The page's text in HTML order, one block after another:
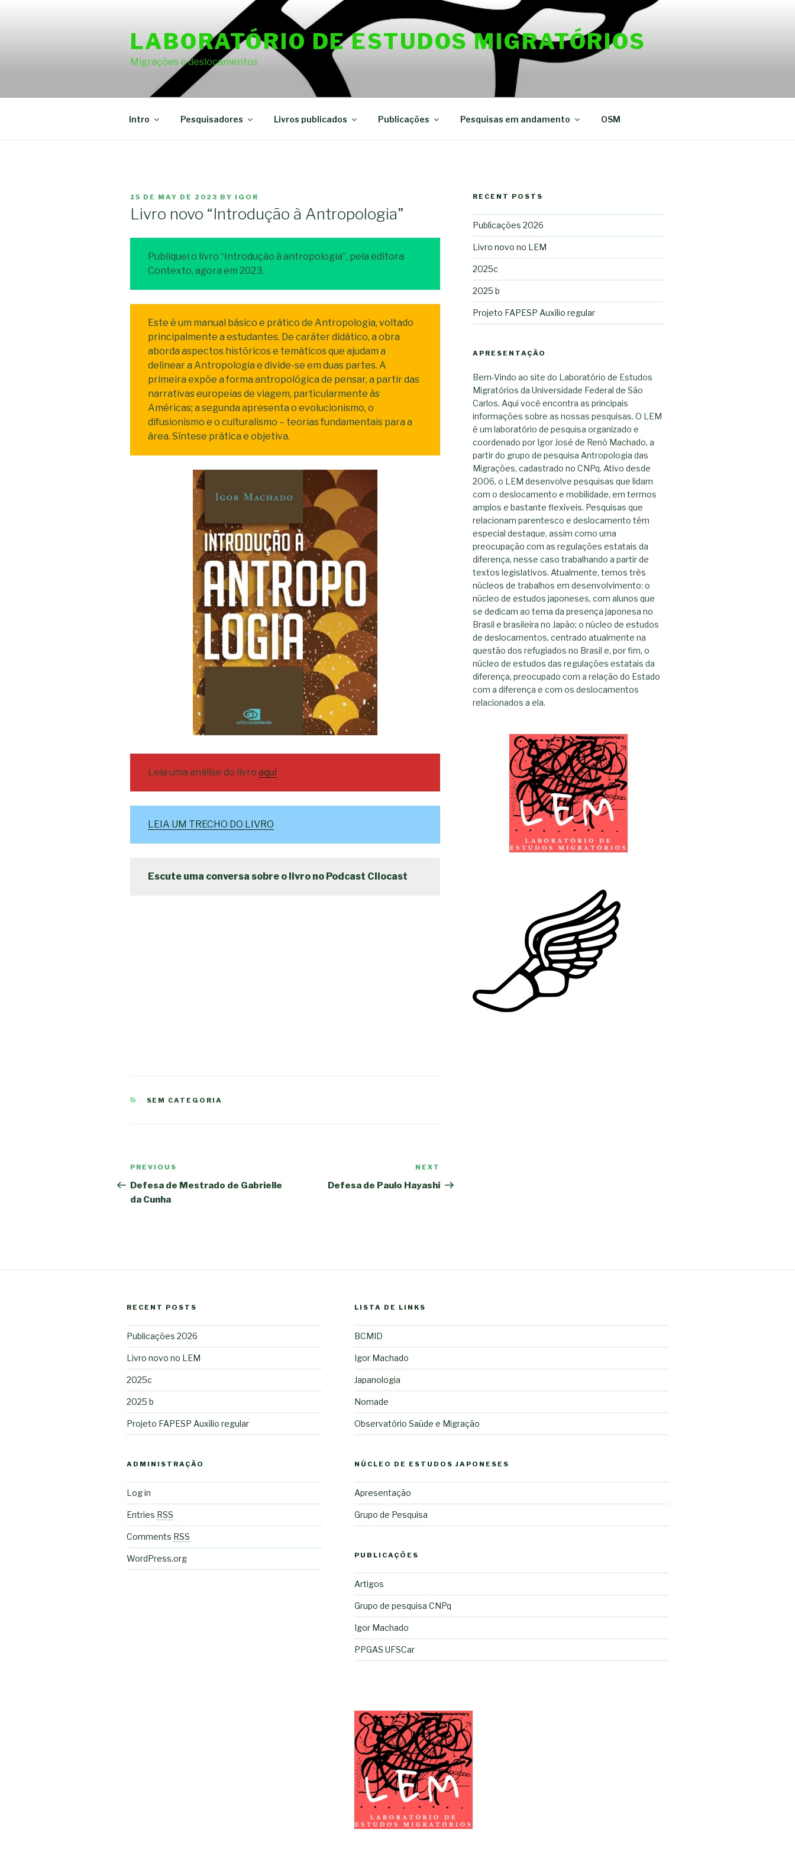
LABORATÓRIO DE ESTUDOS MIGRATÓRIOS
Migrações e deslocamentos
Intro Pesquisadores Livros publicados Publicações Pesquisas em andamento OSM
POSTED
ON
15 DE MAY DE 2023 BY IGOR
Livro novo “Introdução à Antropologia”
Publiquei o livro “Introdução à antropologia”, pela editora
Contexto, agora em 2023.
Este é um manual básico e prático de Antropologia, voltado
principalmente a estudantes. De caráter didático, a obra
aborda aspectos históricos e temáticos que ajudam a
delinear a Antropologia e divide-se em duas partes. A
primeira expõe a forma antropológica de pensar, a partir das
narrativas europeias de viagem, particularmente às
Américas; a segunda apresenta o evolucionismo, o
difusionismo e o culturalismo – teorias fundamentais para a
área. Síntese prática e objetiva.
Leia uma análise do livro aqui
LEIA UM TRECHO DO LIVRO
Escute uma conversa sobre o livro no Podcast Cliocast
CATEGORIES
SEM CATEGORIA
Post
navigation
Previous
Post
PREVIOUS
Defesa de Mestrado de Gabrielle
da Cunha
Post
NEXT
Defesa de Paulo Hayashi
RECENT POSTS
Publicações 2026
Livro novo no LEM
2025c
2025 b
Projeto FAPESP Auxílio regular
APRESENTAÇÃO
Bem-Vindo ao site do Laboratório de Estudos
Migratórios da Universidade Federal de São
Carlos. Aqui você encontra as principais
informações sobre as nossas pesquisas. O LEM
é um laboratório de pesquisa organizado e
coordenado por Igor José de Renó Machado, a
partir do grupo de pesquisa Antropologia das
Migrações, cadastrado no CNPq. Ativo desde
2006, o LEM desenvolve pesquisas que lidam
com o deslocamento e mobilidade, em termos
amplos e bastante flexíveis. Pesquisas que
relacionam parentesco e deslocamento têm
especial destaque, assim como uma
preocupação com as regulações estatais da
diferença, nesse caso trabalhando a partir de
textos legislativos. Atualmente, temos três
núcleos de trabalhos em desenvolvimento: o
núcleo de estudos japoneses, com alunos que
se dedicam ao tema da presença japonesa no
Brasil e brasileira no Japão; o núcleo de estudos
de deslocamentos, centrado atualmente na
questão dos refugiados no Brasil e, por fim, o
núcleo de estudos das regulações estatais da
diferença, preocupado com a relação do Estado
com a diferença e com os deslocamentos
relacionados a ela.
RECENT POSTS
Publicações 2026
Livro novo no LEM
2025c
2025 b
Projeto FAPESP Auxílio regular
ADMINISTRAÇÃO
Log in
Entries RSS
Comments RSS
WordPress.org
LISTA DE LINKS
BCMID
Igor Machado
Japanologia
Nomade
Observatório Saúde e Migração
NÚCLEO DE ESTUDOS JAPONESES
Apresentação
Grupo de Pesquisa
PUBLICAÇÕES
Artigos
Grupo de pesquisa CNPq
Igor Machado
PPGAS UFSCar